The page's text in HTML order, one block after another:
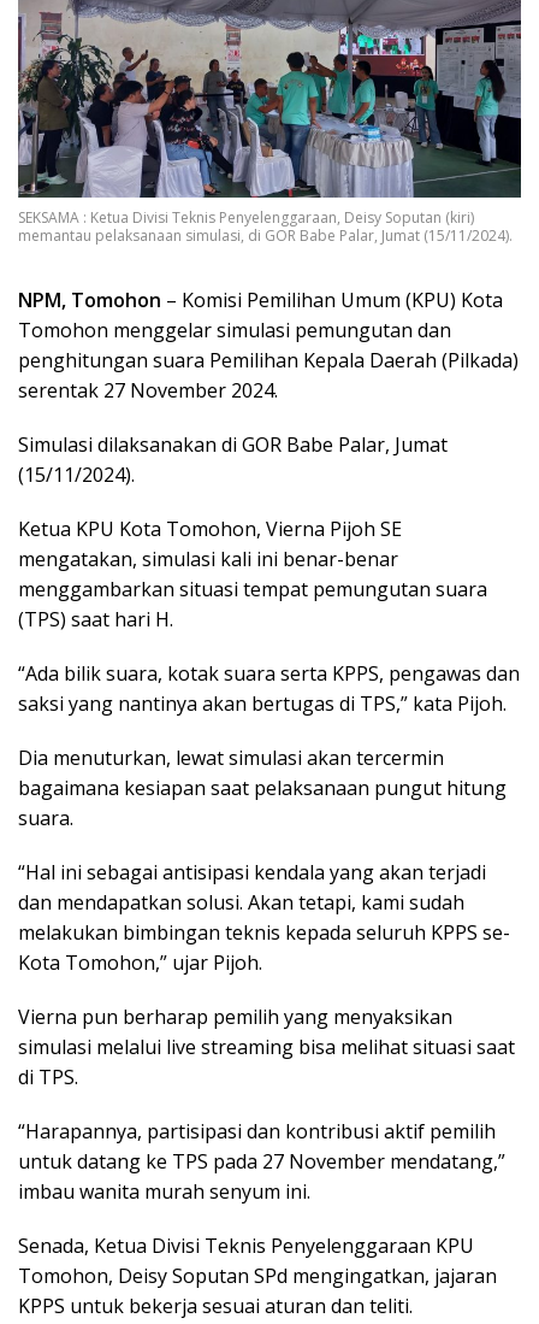
SEKSAMA : Ketua Divisi Teknis Penyelenggaraan, Deisy Soputan (kiri)
memantau pelaksanaan simulasi, di GOR Babe Palar, Jumat (15/11/2024).
NPM, Tomohon – Komisi Pemilihan Umum (KPU) Kota
Tomohon menggelar simulasi pemungutan dan
penghitungan suara Pemilihan Kepala Daerah (Pilkada)
serentak 27 November 2024.
Simulasi dilaksanakan di GOR Babe Palar, Jumat
(15/11/2024).
Ketua KPU Kota Tomohon, Vierna Pijoh SE
mengatakan, simulasi kali ini benar-benar
menggambarkan situasi tempat pemungutan suara
(TPS) saat hari H.
“Ada bilik suara, kotak suara serta KPPS, pengawas dan
saksi yang nantinya akan bertugas di TPS,” kata Pijoh.
Dia menuturkan, lewat simulasi akan tercermin
bagaimana kesiapan saat pelaksanaan pungut hitung
suara.
“Hal ini sebagai antisipasi kendala yang akan terjadi
dan mendapatkan solusi. Akan tetapi, kami sudah
melakukan bimbingan teknis kepada seluruh KPPS se-
Kota Tomohon,” ujar Pijoh.
Vierna pun berharap pemilih yang menyaksikan
simulasi melalui live streaming bisa melihat situasi saat
di TPS.
“Harapannya, partisipasi dan kontribusi aktif pemilih
untuk datang ke TPS pada 27 November mendatang,”
imbau wanita murah senyum ini.
Senada, Ketua Divisi Teknis Penyelenggaraan KPU
Tomohon, Deisy Soputan SPd mengingatkan, jajaran
KPPS untuk bekerja sesuai aturan dan teliti.